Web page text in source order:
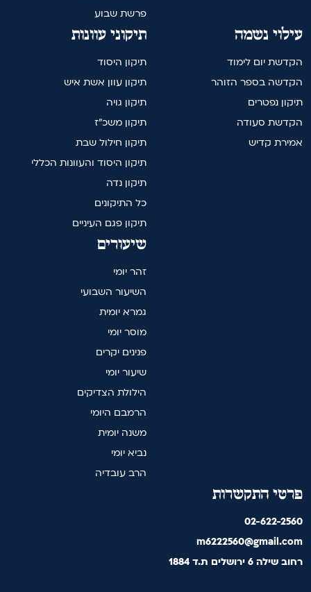
פרשת שבוע
תיקוני עוונות
תיקון היסוד
תיקון עוון אשת איש
תיקון גויה
תיקון משכ"ז
תיקון חילול שבת
תיקון היסוד והעוונות הכללי
תיקון נדה
כל התיקונים
תיקון פגם העיניים
עילוי נשמה
הקדשת יום לימוד
הקדשה בספר הזוהר
תיקון נפטרים
הקדשת סעודה
אמירת קדיש
שיעורים
זהר יומי
השיעור השבועי
גמרא יומית
מוסר יומי
פנינים יקרים
שיעור יומי
הילולת הצדיקים
הרמבם היומי
משנה יומית
נביא יומי
הרב עובדיה
פרטי התקשרות
02-622-2560
m6222560@gmail.com
רחוב שילה 6 ירושלים ת.ד 1884